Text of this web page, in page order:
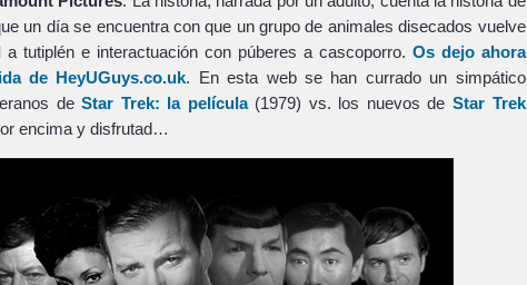
un día se encuentra con que un grupo de animales disecados vuelve
a tutiplén e interactuación con púberes a cascoporro. Os dejo ahora
de HeyUGuys.co.uk. En esta web se han currado un simpático
deStar Trek: la película(1979) vs. los nuevos deStar Trek
encima y disfrutad…